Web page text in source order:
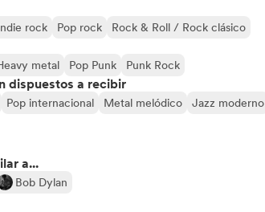
rock Pop rock Rock & Roll / Rock clásico
metal Pop Punk Punk Rock
dispuestos a recibir
Pop internacional Metal melódico Jazz moderno
a...
Bob Dylan